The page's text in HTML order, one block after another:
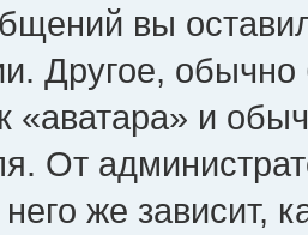
вы
Другое,
«аватара» и
От
же зависит,